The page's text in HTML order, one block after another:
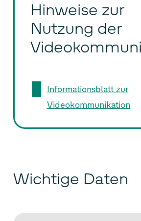
Hinweise zur
Nutzung der
Informationsblatt zur
Videokommunikation
Wichtige Daten